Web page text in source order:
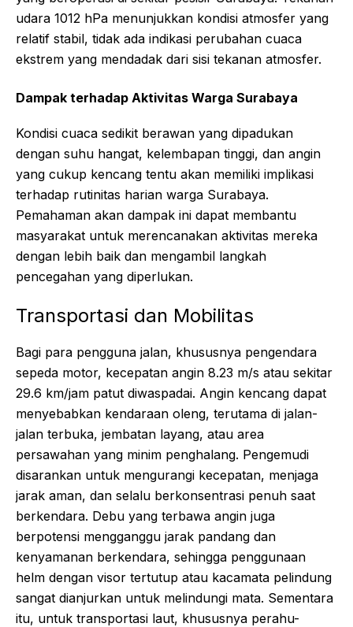
udara 1012 hPa menunjukkan kondisi atmosfer yang
relatif stabil, tidak ada indikasi perubahan cuaca
ekstrem yang mendadak dari sisi tekanan atmosfer.
Dampak terhadap Aktivitas Warga Surabaya
Kondisi cuaca sedikit berawan yang dipadukan
dengan suhu hangat, kelembapan tinggi, dan angin
yang cukup kencang tentu akan memiliki implikasi
terhadap rutinitas harian warga Surabaya.
Pemahaman akan dampak ini dapat membantu
masyarakat untuk merencanakan aktivitas mereka
dengan lebih baik dan mengambil langkah
pencegahan yang diperlukan.
Transportasi dan Mobilitas
Bagi para pengguna jalan, khususnya pengendara
sepeda motor, kecepatan angin 8.23 m/s atau sekitar
29.6 km/jam patut diwaspadai. Angin kencang dapat
menyebabkan kendaraan oleng, terutama di jalan-
jalan terbuka, jembatan layang, atau area
persawahan yang minim penghalang. Pengemudi
disarankan untuk mengurangi kecepatan, menjaga
jarak aman, dan selalu berkonsentrasi penuh saat
berkendara. Debu yang terbawa angin juga
berpotensi mengganggu jarak pandang dan
kenyamanan berkendara, sehingga penggunaan
helm dengan visor tertutup atau kacamata pelindung
sangat dianjurkan untuk melindungi mata. Sementara
itu, untuk transportasi laut, khususnya perahu-